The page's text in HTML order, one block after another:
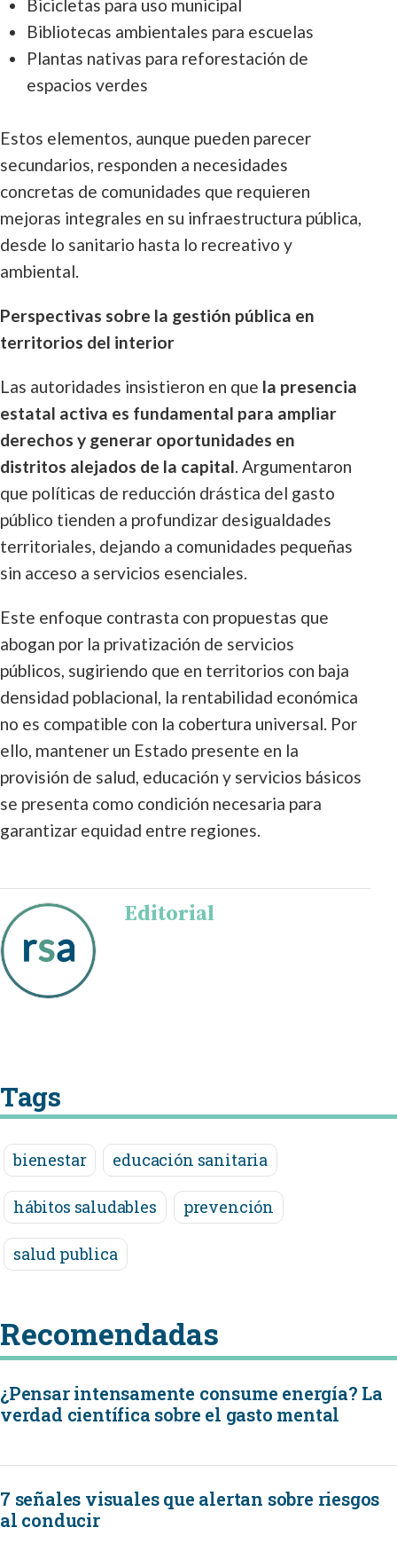
Bicicletas para uso municipal
Bibliotecas ambientales para escuelas
Plantas nativas para reforestación de
espacios verdes
Estos elementos, aunque pueden parecer
secundarios, responden a necesidades
concretas de comunidades que requieren
mejoras integrales en su infraestructura pública,
desde lo sanitario hasta lo recreativo y
ambiental.
Perspectivas sobre la gestión pública en
territorios del interior
Las autoridades insistieron en que la presencia
estatal activa es fundamental para ampliar
derechos y generar oportunidades en
distritos alejados de la capital. Argumentaron
que políticas de reducción drástica del gasto
público tienden a profundizar desigualdades
territoriales, dejando a comunidades pequeñas
sin acceso a servicios esenciales.
Este enfoque contrasta con propuestas que
abogan por la privatización de servicios
públicos, sugiriendo que en territorios con baja
densidad poblacional, la rentabilidad económica
no es compatible con la cobertura universal. Por
ello, mantener un Estado presente en la
provisión de salud, educación y servicios básicos
se presenta como condición necesaria para
garantizar equidad entre regiones.
Editorial
Tags
bienestar educación sanitaria
hábitos saludables prevención
salud publica
Recomendadas
¿Pensar intensamente consume energía? La
verdad científica sobre el gasto mental
7 señales visuales que alertan sobre riesgos
al conducir